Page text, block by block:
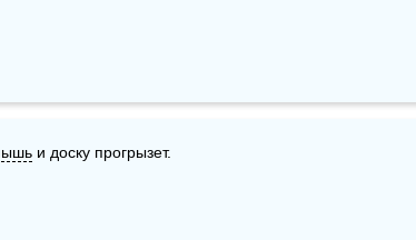
и доску прогрызет.